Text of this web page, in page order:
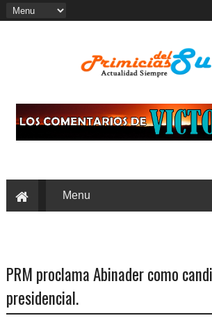
PRM proclama Abinader como
presidencial.